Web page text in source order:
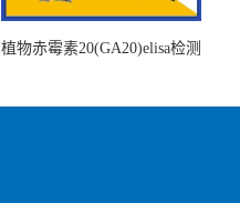
植物赤霉素20(GA20)elisa检测